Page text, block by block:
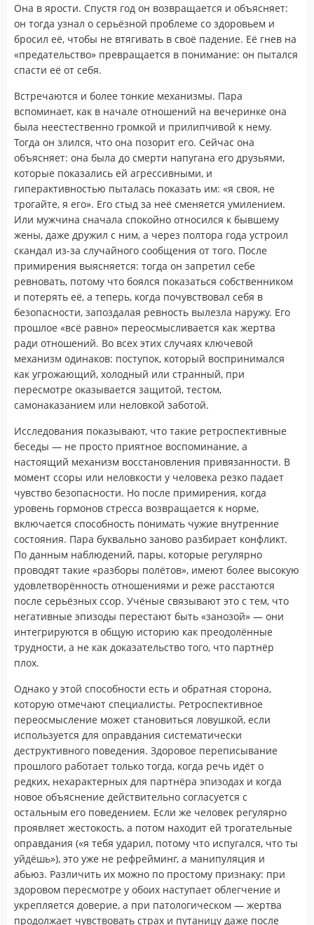
Она в ярости. Спустя год он возвращается и объясняет:
он тогда узнал о серьёзной проблеме со здоровьем и
бросил её, чтобы не втягивать в своё падение. Её гнев на
«предательство» превращается в понимание: он пытался
спасти её от себя.
Встречаются и более тонкие механизмы. Пара
вспоминает, как в начале отношений на вечеринке она
была неестественно громкой и прилипчивой к нему.
Тогда он злился, что она позорит его. Сейчас она
объясняет: она была до смерти напугана его друзьями,
которые показались ей агрессивными, и
гиперактивностью пыталась показать им: «я своя, не
трогайте, я его». Его стыд за неё сменяется умилением.
Или мужчина сначала спокойно относился к бывшему
жены, даже дружил с ним, а через полтора года устроил
скандал из-за случайного сообщения от того. После
примирения выясняется: тогда он запретил себе
ревновать, потому что боялся показаться собственником
и потерять её, а теперь, когда почувствовал себя в
безопасности, запоздалая ревность вылезла наружу. Его
прошлое «всё равно» переосмысливается как жертва
ради отношений. Во всех этих случаях ключевой
механизм одинаков: поступок, который воспринимался
как угрожающий, холодный или странный, при
пересмотре оказывается защитой, тестом,
самонаказанием или неловкой заботой.
Исследования показывают, что такие ретроспективные
беседы — не просто приятное воспоминание, а
настоящий механизм восстановления привязанности. В
момент ссоры или неловкости у человека резко падает
чувство безопасности. Но после примирения, когда
уровень гормонов стресса возвращается к норме,
включается способность понимать чужие внутренние
состояния. Пара буквально заново разбирает конфликт.
По данным наблюдений, пары, которые регулярно
проводят такие «разборы полётов», имеют более высокую
удовлетворённость отношениями и реже расстаются
после серьёзных ссор. Учёные связывают это с тем, что
негативные эпизоды перестают быть «занозой» — они
интегрируются в общую историю как преодолённые
трудности, а не как доказательство того, что партнёр
плох.
Однако у этой способности есть и обратная сторона,
которую отмечают специалисты. Ретроспективное
переосмысление может становиться ловушкой, если
используется для оправдания систематически
деструктивного поведения. Здоровое переписывание
прошлого работает только тогда, когда речь идёт о
редких, нехарактерных для партнёра эпизодах и когда
новое объяснение действительно согласуется с
остальным его поведением. Если же человек регулярно
проявляет жестокость, а потом находит ей трогательные
оправдания («я тебя ударил, потому что испугался, что ты
уйдёшь»), это уже не рефрейминг, а манипуляция и
абьюз. Различить их можно по простому признаку: при
здоровом пересмотре у обоих наступает облегчение и
укрепляется доверие, а при патологическом — жертва
продолжает чувствовать страх и путаницу даже после